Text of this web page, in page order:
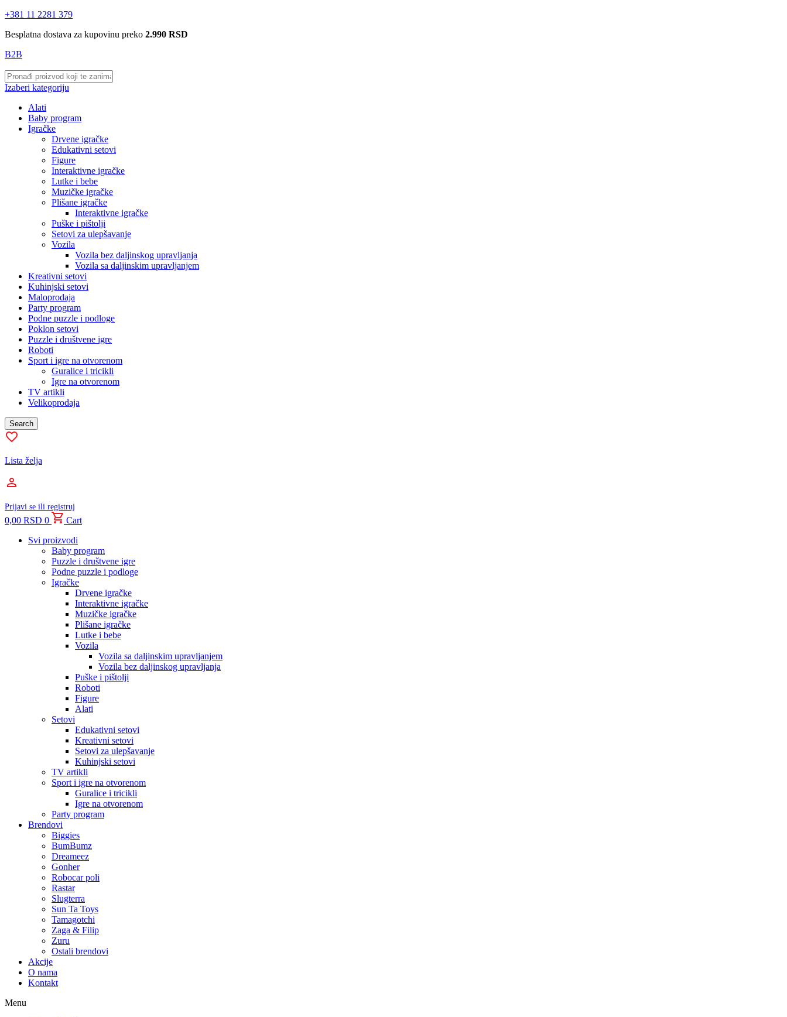
+381 11 2281 379
Besplatna dostava za kupovinu preko 2.990 RSD
B2B
Izaberi kategoriju
Alati
Baby program
Igračke
Drvene igračke
Edukativni setovi
Figure
Interaktivne igračke
Lutke i bebe
Muzičke igračke
Plišane igračke
Interaktivne igračke
Puške i pištolji
Setovi za ulepšavanje
Vozila
Vozila bez daljinskog upravljanja
Vozila sa daljinskim upravljanjem
Kreativni setovi
Kuhinjski setovi
Maloprodaja
Party program
Podne puzzle i podloge
Poklon setovi
Puzzle i društvene igre
Roboti
Sport i igre na otvorenom
Guralice i tricikli
Igre na otvorenom
TV artikli
Velikoprodaja
Search
Lista želja
Prijavi se ili registruj
0,00 RSD 0
Cart
Svi proizvodi
Baby program
Puzzle i društvene igre
Podne puzzle i podloge
Igračke
Drvene igračke
Interaktivne igračke
Muzičke igračke
Plišane igračke
Lutke i bebe
Vozila
Vozila sa daljinskim upravljanjem
Vozila bez daljinskog upravljanja
Puške i pištolji
Roboti
Figure
Alati
Setovi
Edukativni setovi
Kreativni setovi
Setovi za ulepšavanje
Kuhinjski setovi
TV artikli
Sport i igre na otvorenom
Guralice i tricikli
Igre na otvorenom
Party program
Brendovi
Biggies
BumBumz
Dreameez
Gonher
Robocar poli
Rastar
Slugterra
Sun Ta Toys
Tamagotchi
Zaga & Filip
Zuru
Ostali brendovi
Akcije
O nama
Kontakt
Menu